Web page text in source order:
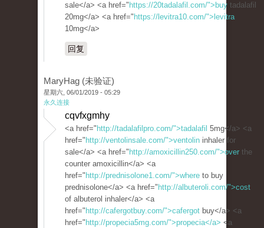
sale</a> <a href=" https://20tadalafil.com/">buy tadalafil
20mg</a> <a href=" https://levitra10.com/">levitra
10mg</a>
回复
MaryHag (未验证)
星期六, 06/01/2019 - 05:29
永久连接
cqvfxgmhy
<a href=" http://tadalafilpro.com/">tadalafil 5mg</a> <a
href=" http://ventolinsale.com/">ventolin inhaler for
sale</a> <a href=" http://amoxicillin250.com/">over the
counter amoxicillin</a> <a
href=" http://prednisolone1.com/">where to buy
prednisolone</a> <a href=" http://albuteroli.com/">cost
of albuterol inhaler</a> <a
href=" http://cafergotbuy.com/">cafergot buy</a> <a
href=" http://propecia5mg.com/">propecia</a> <a